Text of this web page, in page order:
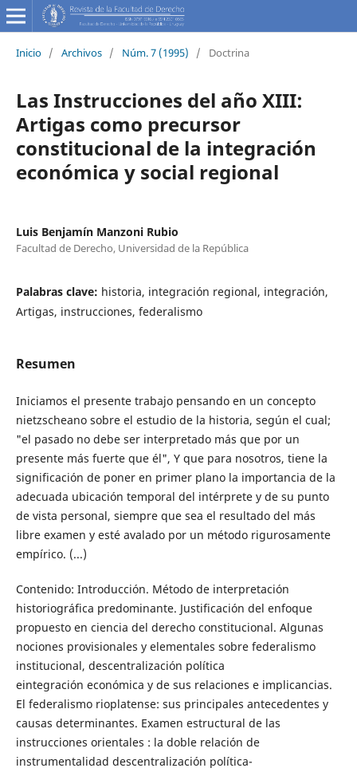
Inicio / Archivos / Núm. 7 (1995) / Doctrina
Las Instrucciones del año XIII:
Artigas como precursor
constitucional de la integración
económica y social regional
Luis Benjamín Manzoni Rubio
Facultad de Derecho, Universidad de la República
Palabras clave: historia, integración regional, integración,
Artigas, instrucciones, federalismo
Resumen
Iniciamos el presente trabajo pensando en un concepto
nietzscheano sobre el estudio de la historia, según el cual;
"el pasado no debe ser interpretado más que por un
presente más fuerte que él", Y que para nosotros, tiene la
significación de poner en primer plano la importancia de la
adecuada ubicación temporal del intérprete y de su punto
de vista personal, siempre que sea el resultado del más
libre examen y esté avalado por un método rigurosamente
empírico. (...)
Contenido: Introducción. Método de interpretación
historiográfica predominante. Justificación del enfoque
propuesto en ciencia del derecho constitucional. Algunas
nociones provisionales y elementales sobre federalismo
institucional, descentralización política
eintegración económica y de sus relaciones e implicancias.
El federalismo rioplatense: sus principales antecedentes y
causas determinantes. Examen estructural de las
instrucciones orientales : la doble relación de
instrumentalidad descentralización política-